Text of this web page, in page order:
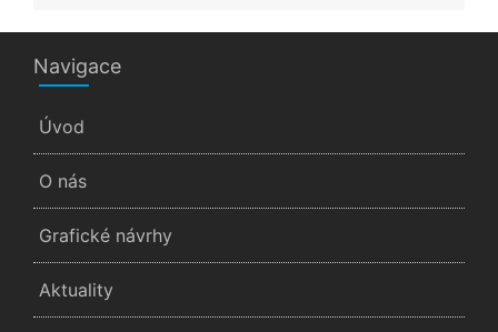
Navigace
Úvod
O nás
Grafické návrhy
Aktuality